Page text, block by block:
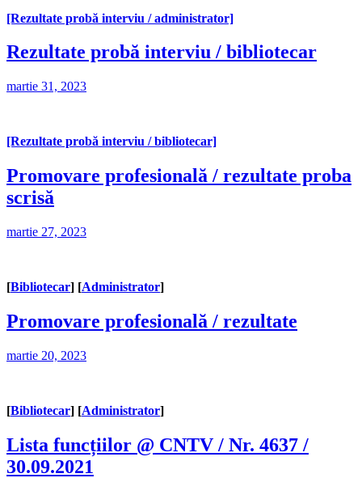
[Rezultate probă interviu / administrator]
Rezultate probă interviu / bibliotecar
martie 31, 2023
[Rezultate probă interviu / bibliotecar]
Promovare profesională / rezultate proba
scrisă
martie 27, 2023
[Bibliotecar] [Administrator]
Promovare profesională / rezultate
martie 20, 2023
[Bibliotecar] [Administrator]
Lista funcțiilor @ CNTV / Nr. 4637 /
30.09.2021